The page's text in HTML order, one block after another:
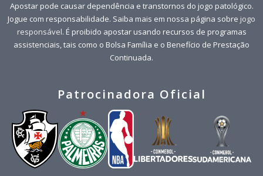
Apostar pode causar dependência e transtornos do jogo patológico.
Jogue com responsabilidade. Saiba mais em nossa página sobre jogo
responsável. É proibido apostar usando recursos de programas
assistenciais, tais como o Bolsa Família e o Benefício de Prestação
Continuada.
Patrocinadora Oficial